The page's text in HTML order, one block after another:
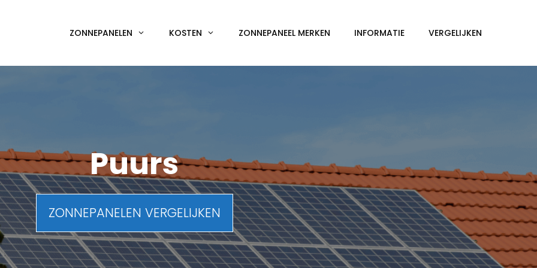
ZONNEPANELEN KOSTEN ZONNEPANEEL MERKEN INFORMATIE VERGELIJKEN
Puurs
ZONNEPANELEN VERGELIJKEN